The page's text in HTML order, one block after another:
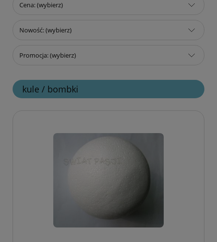
Cena: (wybierz)
Nowość: (wybierz)
Promocja: (wybierz)
kule / bombki